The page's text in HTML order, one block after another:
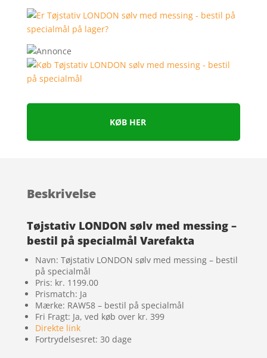
KØB HER
Beskrivelse
Tøjstativ LONDON sølv med messing –
bestil på specialmål Varefakta
Navn: Tøjstativ LONDON sølv med messing – bestil
på specialmål
Pris: kr. 1199.00
Prismatch: Ja
Mærke: RAW58 – bestil på specialmål
Fri Fragt: Ja, ved køb over kr. 399
Direkte link
Fortrydelsesret: 30 dage